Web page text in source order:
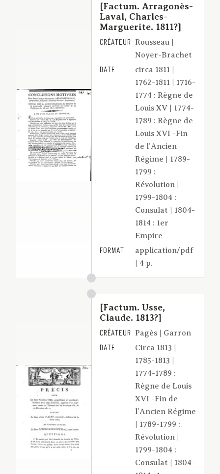
[Factum. Arragonès-
Laval, Charles-
Marguerite. 1811?]
CRÉATEUR Rousseau |
Noyer-Brachet
DATE
circa 1811 |
1762-1811 | 1716-
1774 : Règne de
Louis XV | 1774-
1789 : Règne de
Louis XVI -Fin
de l’Ancien
Régime | 1789-
1799 :
Révolution |
1799-1804 :
Consulat | 1804-
1814 : 1er
Empire
FORMAT
application/pdf
| 4 p.
[Factum. Usse,
Claude. 1813?]
CRÉATEUR Pagès | Garron
DATE
Circa 1813 |
1785-1813 |
1774-1789 :
Règne de Louis
XVI -Fin de
l’Ancien Régime
| 1789-1799 :
Révolution |
1799-1804 :
Consulat | 1804-